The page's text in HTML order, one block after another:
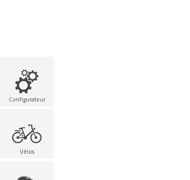
Configurateur
Vélos